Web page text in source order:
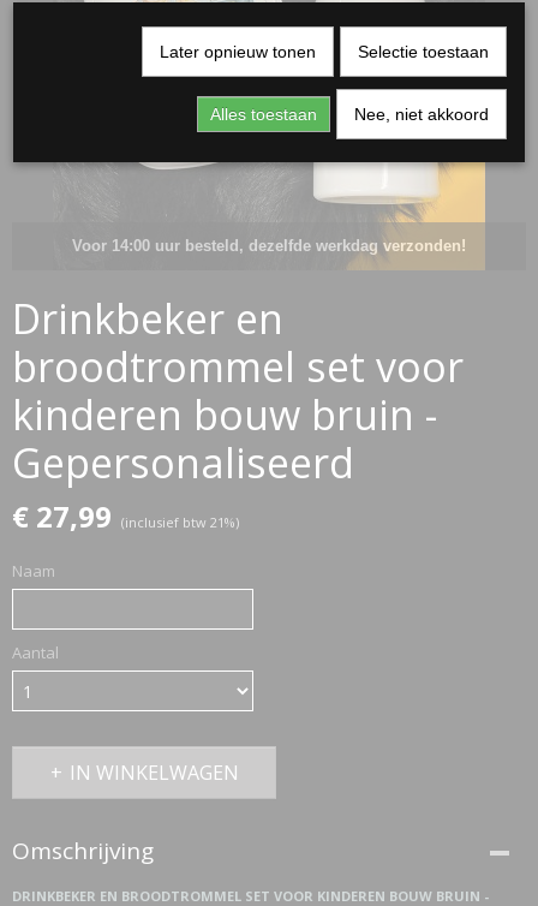
Voor 14:00 uur besteld, dezelfde werkdag verzonden!
Drinkbeker en
broodtrommel set voor
kinderen bouw bruin -
Gepersonaliseerd
€ 27,99 (inclusief btw 21%)
Naam
Aantal
IN WINKELWAGEN
Omschrijving
DRINKBEKER EN BROODTROMMEL SET VOOR KINDEREN BOUW BRUIN -
Later opnieuw tonen Selectie toestaan
Alles toestaan Nee, niet akkoord